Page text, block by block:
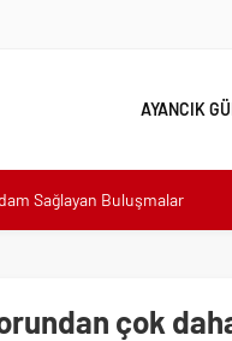
AYANCIK
Sağlayan Buluşmalar
“Halkımızın içinde,
çok